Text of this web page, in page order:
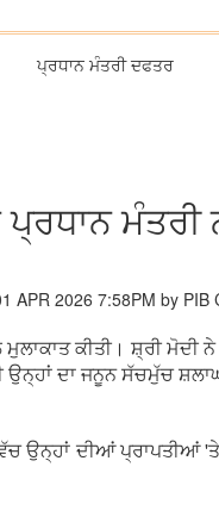
ਪ੍ਰਧਾਨ ਮੰਤਰੀ ਦਫਤਰ
ਮੰਤਰੀ
01 APR 2026 7:58PM by
ਕੀਤੀ। ਸ਼੍ਰੀ
ਉਨ੍ਹਾਂ ਦਾ ਜਨੂਨ ਸੱਚਮੁੱਚ
ਉਨ੍ਹਾਂ ਦੀਆਂ ਪ੍ਰਾਪਤੀਆਂ